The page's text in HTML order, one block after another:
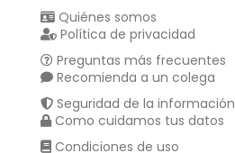
Quiénes somos
Política de privacidad
Preguntas más frecuentes
Recomienda a un colega
Seguridad de la información
Como cuidamos tus datos
Condiciones de uso